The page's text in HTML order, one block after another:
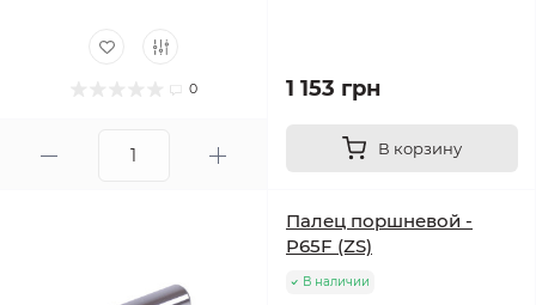
0 1 153 грн
В корзину
Палец поршневой -
P65F (ZS)
В наличии